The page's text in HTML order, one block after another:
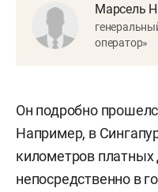
Марсель
оператор»
Он подробно
Например, в
километров
непосредственно в